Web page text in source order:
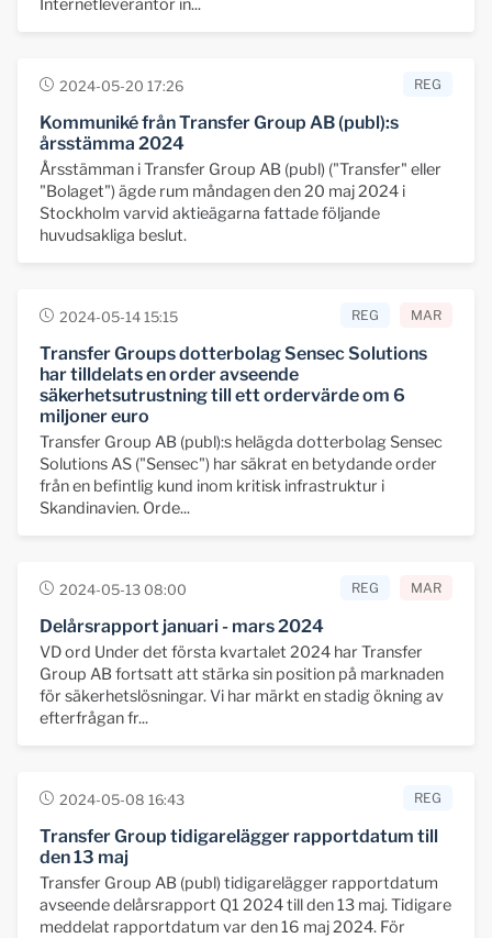
Internetleverantör in...
2024-05-20 17:26 REG
Kommuniké från Transfer Group AB (publ):s
årsstämma 2024
Årsstämman i Transfer Group AB (publ) ("Transfer" eller
"Bolaget") ägde rum måndagen den 20 maj 2024 i
Stockholm varvid aktieägarna fattade följande
huvudsakliga beslut.
2024-05-14 15:15 REG MAR
Transfer Groups dotterbolag Sensec Solutions
har tilldelats en order avseende
säkerhetsutrustning till ett ordervärde om 6
miljoner euro
Transfer Group AB (publ):s helägda dotterbolag Sensec
Solutions AS ("Sensec") har säkrat en betydande order
från en befintlig kund inom kritisk infrastruktur i
Skandinavien. Orde...
2024-05-13 08:00 REG MAR
Delårsrapport januari - mars 2024
VD ord Under det första kvartalet 2024 har Transfer
Group AB fortsatt att stärka sin position på marknaden
för säkerhetslösningar. Vi har märkt en stadig ökning av
efterfrågan fr...
2024-05-08 16:43 REG
Transfer Group tidigarelägger rapportdatum till
den 13 maj
Transfer Group AB (publ) tidigarelägger rapportdatum
avseende delårsrapport Q1 2024 till den 13 maj. Tidigare
meddelat rapportdatum var den 16 maj 2024. För